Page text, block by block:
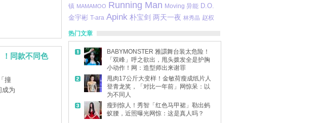
！同款不同色
撞
成为
镇 MAMAMOO Running Man Moving 异能 D.O.
金宇彬 T-ara Apink 朴宝剑 两天一夜 林秀晶 赵权
热门文章
BABYMONSTER 雅譞舞台装太危险！
「双峰」呼之欲出，甩头拨发全是护胸
小动作！网：造型师出来谢罪
甩肉17公斤大变样！金敏荷瘦成纸片人
登青龙奖，「对比一年前」网惊呆：以
为不同人
瘦到惊人！秀智「红色马甲裙」勒出蚂
蚁腰，近照曝光网惊：这是真人吗？